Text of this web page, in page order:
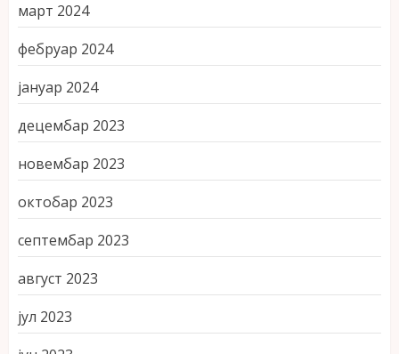
март 2024
фебруар 2024
јануар 2024
децембар 2023
новембар 2023
октобар 2023
септембар 2023
август 2023
јул 2023